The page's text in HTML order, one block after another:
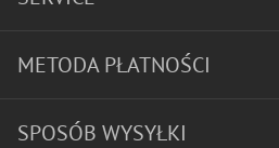
METODA PŁATNOŚCI
SPOSÓB WYSYŁKI